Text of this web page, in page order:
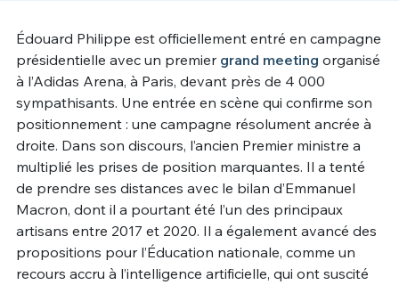
Édouard Philippe est officiellement entré en campagne
présidentielle avec un premier grand meeting organisé
à l’Adidas Arena, à Paris, devant près de 4 000
sympathisants. Une entrée en scène qui confirme son
positionnement : une campagne résolument ancrée à
droite. Dans son discours, l’ancien Premier ministre a
multiplié les prises de position marquantes. Il a tenté
de prendre ses distances avec le bilan d’Emmanuel
Macron, dont il a pourtant été l’un des principaux
artisans entre 2017 et 2020. Il a également avancé des
propositions pour l’Éducation nationale, comme un
recours accru à l’intelligence artificielle, qui ont suscité
Un Thread
C'EST PARTI